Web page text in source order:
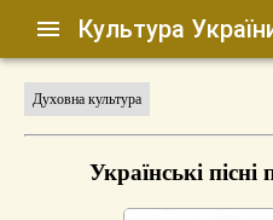
Культура
Духовна культура
Українські